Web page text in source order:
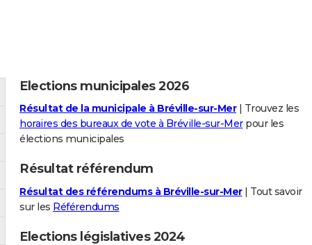
Elections municipales 2026
Résultat de la municipale à Bréville-sur-Mer| Trouvez les
horaires des bureaux de vote à Bréville-sur-Merpour les
élections municipales
Résultat référendum
Résultat des référendums à Bréville-sur-Mer| Tout savoir
sur les Référendums
Elections législatives 2024